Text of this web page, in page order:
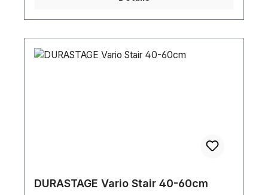
DURASTAGE Vario Stair 40-60cm